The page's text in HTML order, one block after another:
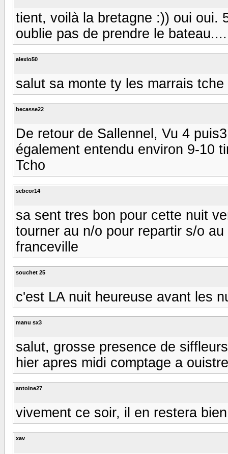
tient, voilà la bretagne :)) oui oui.
oublie pas de prendre le
alexio50
salut sa monte ty les marrais tche
becasse22
De retour de Sallennel, Vu 4
également entendu environ 9-10
Tcho
sebcor14
sa sent tres bon pour cette nuit
tourner au n/o pour repartir s/o
franceville
souchet 25
c'est LA nuit heureuse avant les
manu sx3
salut, grosse presence de
hier apres midi comptage a
antoine27
vivement ce soir, il en restera
xav